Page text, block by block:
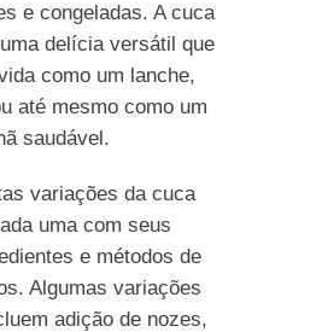
e congeladas. A cuca
delícia versátil que
como um lanche,
até mesmo como um
saudável.
variações da cuca
uma com seus
e métodos de
Algumas variações
adição de nozes,